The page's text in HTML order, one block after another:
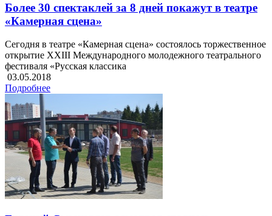
Более 30 спектаклей за 8 дней покажут в театре
«Камерная сцена»
Сегодня в театре «Камерная сцена» состоялось торжественное
открытие XXIII Международного молодежного театрального
фестиваля «Русская классика
03.05.2018
Подробнее